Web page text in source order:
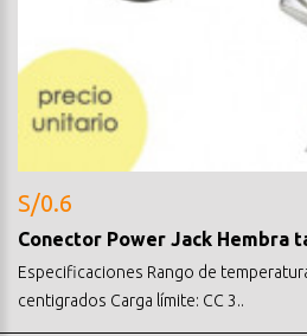
S/0.6
Conector Power Jack Hembra
Especificaciones Rango de
centigrados Carga límite: CC 3..